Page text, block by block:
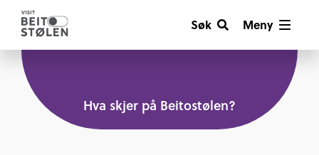
Søk Meny
Hva skjer på Beitostølen?